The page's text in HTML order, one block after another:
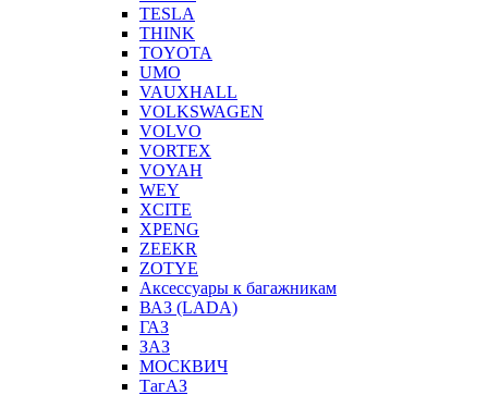
TESLA
THINK
TOYOTA
UMO
VAUXHALL
VOLKSWAGEN
VOLVO
VORTEX
VOYAH
WEY
XCITE
XPENG
ZEEKR
ZOTYE
Аксессуары к багажникам
ВАЗ (LADA)
ГАЗ
ЗАЗ
МОСКВИЧ
ТагАЗ